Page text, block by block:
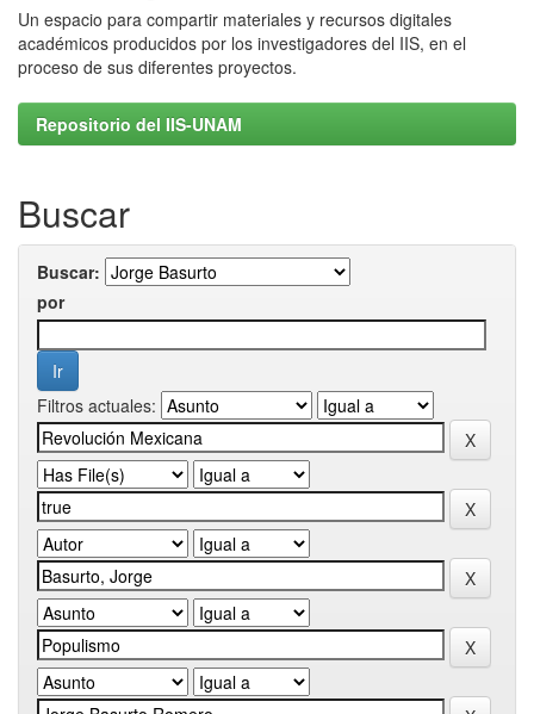
Un espacio para compartir materiales y recursos digitales
académicos producidos por los investigadores del IIS, en el
proceso de sus diferentes proyectos.
Repositorio del IIS-UNAM
Buscar
Buscar:
por
Filtros actuales: